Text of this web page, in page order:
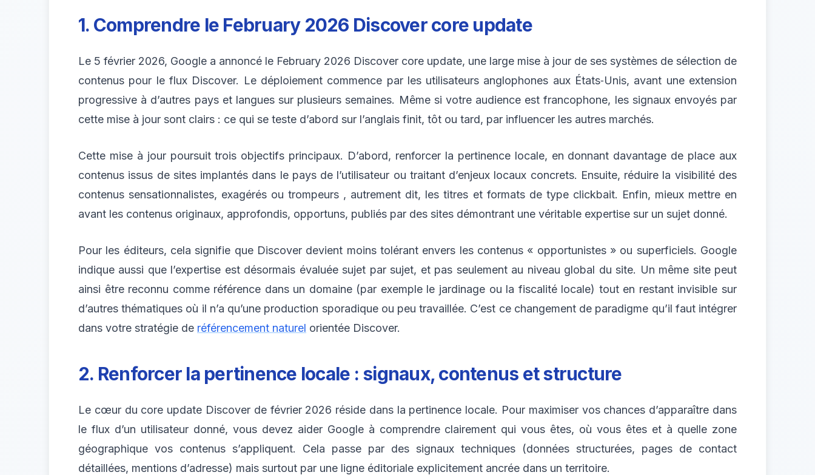
1. Comprendre le February 2026 Discover core update
Le 5 février 2026, Google a annoncé le February 2026 Discover core update, une large mise à jour de ses systèmes de sélection de
contenus pour le flux Discover. Le déploiement commence par les utilisateurs anglophones aux États‑Unis, avant une extension
progressive à d’autres pays et langues sur plusieurs semaines. Même si votre audience est francophone, les signaux envoyés par
cette mise à jour sont clairs : ce qui se teste d’abord sur l’anglais finit, tôt ou tard, par influencer les autres marchés.
Cette mise à jour poursuit trois objectifs principaux. D’abord, renforcer la pertinence locale, en donnant davantage de place aux
contenus issus de sites implantés dans le pays de l’utilisateur ou traitant d’enjeux locaux concrets. Ensuite, réduire la visibilité des
contenus sensationnalistes, exagérés ou trompeurs , autrement dit, les titres et formats de type clickbait. Enfin, mieux mettre en
avant les contenus originaux, approfondis, opportuns, publiés par des sites démontrant une véritable expertise sur un sujet donné.
Pour les éditeurs, cela signifie que Discover devient moins tolérant envers les contenus « opportunistes » ou superficiels. Google
indique aussi que l’expertise est désormais évaluée sujet par sujet, et pas seulement au niveau global du site. Un même site peut
ainsi être reconnu comme référence dans un domaine (par exemple le jardinage ou la fiscalité locale) tout en restant invisible sur
d’autres thématiques où il n’a qu’une production sporadique ou peu travaillée. C’est ce changement de paradigme qu’il faut intégrer
dans votre stratégie de référencement naturel orientée Discover.
2. Renforcer la pertinence locale : signaux, contenus et structure
Le cœur du core update Discover de février 2026 réside dans la pertinence locale. Pour maximiser vos chances d’apparaître dans
le flux d’un utilisateur donné, vous devez aider Google à comprendre clairement qui vous êtes, où vous êtes et à quelle zone
géographique vos contenus s’appliquent. Cela passe par des signaux techniques (données structurées, pages de contact
détaillées, mentions d’adresse) mais surtout par une ligne éditoriale explicitement ancrée dans un territoire.